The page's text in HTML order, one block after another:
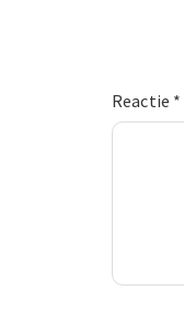
Reactie *